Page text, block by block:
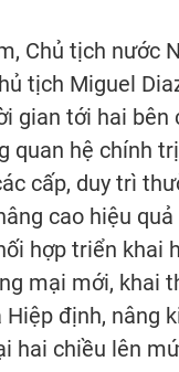
Chủ tịch nước
tịch Miguel
gian tới hai bên
quan hệ chính
cấp, duy trì
cao hiệu
hợp triển khai
mại mới, khai
Hiệp định, nâng
hai chiều lên